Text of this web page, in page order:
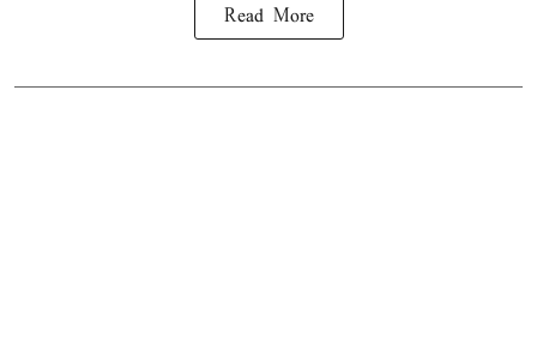
Read More